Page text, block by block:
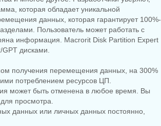
которая обладает уникальной
данных, которая гарантирует 100%-
Пользователь может работать с
информация. Macrorit Disk Partition Expert
дисками.
получения перемещения данных, на 300%
потреблением ресурсов ЦП.
может быть отменена в любое время. Вы
просмотра.
данных или личных данных постоянно,